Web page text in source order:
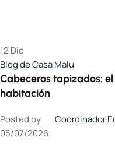
12 Dic
Blog de Casa Malu
Cabeceros tapizados:
habitación
Posted by
Coordinador
05/07/2026